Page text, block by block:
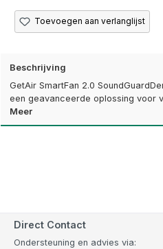
Toevoegen aan verlanglijst
Beschrijving
GetAir SmartFan 2.0
een geavanceerde oplossing voor
Meer
Direct Contact
Ondersteuning en advies via: